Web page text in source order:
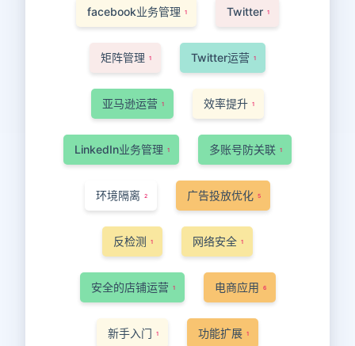
facebook业务管理 1 Twitter 1
矩阵管理 1 Twitter运营 1
亚马逊运营 1 效率提升 1
LinkedIn业务管理 1 多账号防关联 1
环境隔离 2 广告投放优化 5
反检测 1 网络安全 1
安全的店铺运营 1 电商应用 6
新手入门 1 功能扩展 1